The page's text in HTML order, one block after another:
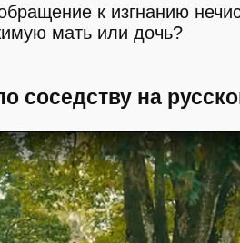
к изгнанию
мать или дочь?
соседству на